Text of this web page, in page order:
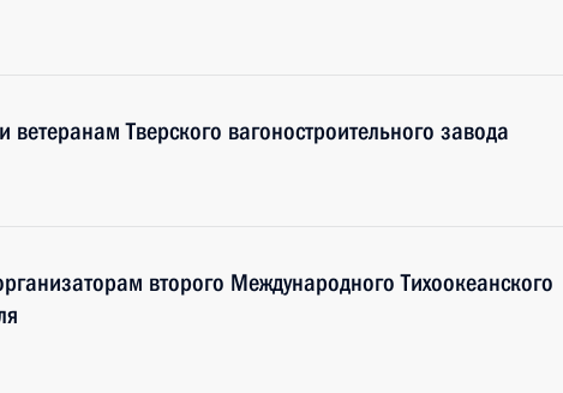
ветеранам Тверского вагоностроительного завода
второго Международного Тихоокеанского